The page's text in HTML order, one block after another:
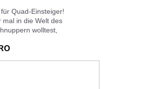
Quad-Einsteiger!
mal in die Welt des
wolltest,